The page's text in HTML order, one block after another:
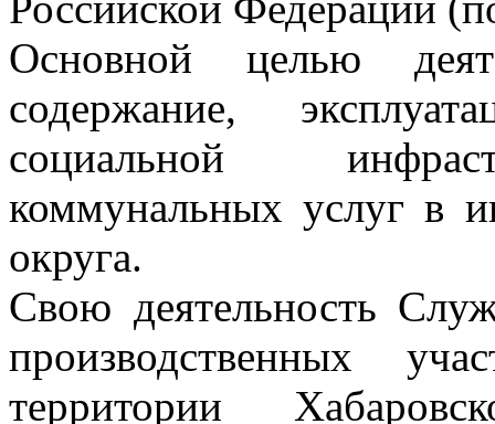
Основной целью
содержание,
социальной
коммунальных услуг в
округа.
Свою деятельность
производственных
территории